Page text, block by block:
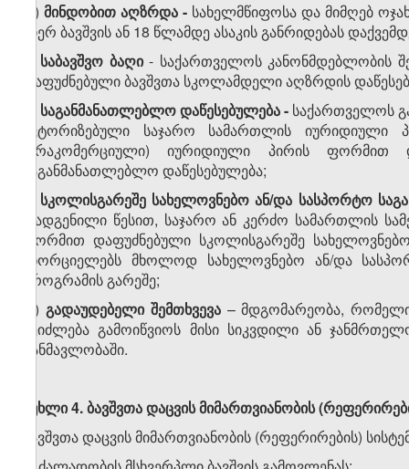
რ) მინდობით აღზრდა - სახელმწიფოსა და მიმღებ
მიერ ბავშვის ან 18 წლამდე ასაკის განრიდებას
საბავშვო ბაღი- საქართველოს კანონმდებლობის
დაფუძნებული ბავშვთა სკოლამდელი აღზრდის
საგანმანათლებლოდაწესებულება- საქართველოს
ავტორიზებული საჯარო სამართლის იურიდიული
(არაკომერციული) იურიდიული პირის ფორმით
საგანმანათლებლო დაწესებულება;
სკოლისგარეშე სახელოვნებო ან/და სასპორტო
დადგენილი წესით, საჯარო ან კერძო სამართლის
ფორმით დაფუძნებული სკოლისგარეშე
ახორციელებს მხოლოდ სახელოვნებო ან/და
პროგრამის გარეშე;
ფ) გადაუდებელი შემთხვევა– მდგომარეობა,
შეიძლება გამოიწვიოს მისი სიკვდილი ან
განმავლობაში.
მუხლი4.ბავშვთადაცვისმიმართვიანობის(
ბავშვთა დაცვის მიმართვიანობის (რეფერირების)